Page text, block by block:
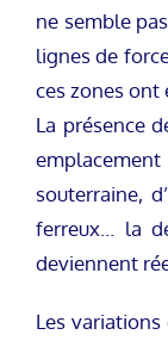
ne semble
lignes de
ces zones ont
La présence
souterraine,
ferreux… la
deviennent
Les